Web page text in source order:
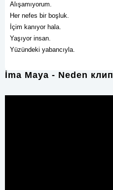
Alışamıyorum.
Her nefes bir boşluk.
İçim kanıyor hala.
Yaşıyor insan.
Yüzündeki yabancıyla.
İma Maya - Neden клип